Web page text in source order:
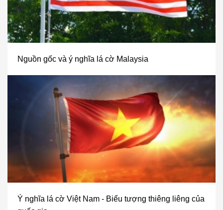
Nguồn gốc và ý nghĩa lá cờ Malaysia
Ý nghĩa lá cờ Việt Nam - Biểu tượng thiêng liêng của